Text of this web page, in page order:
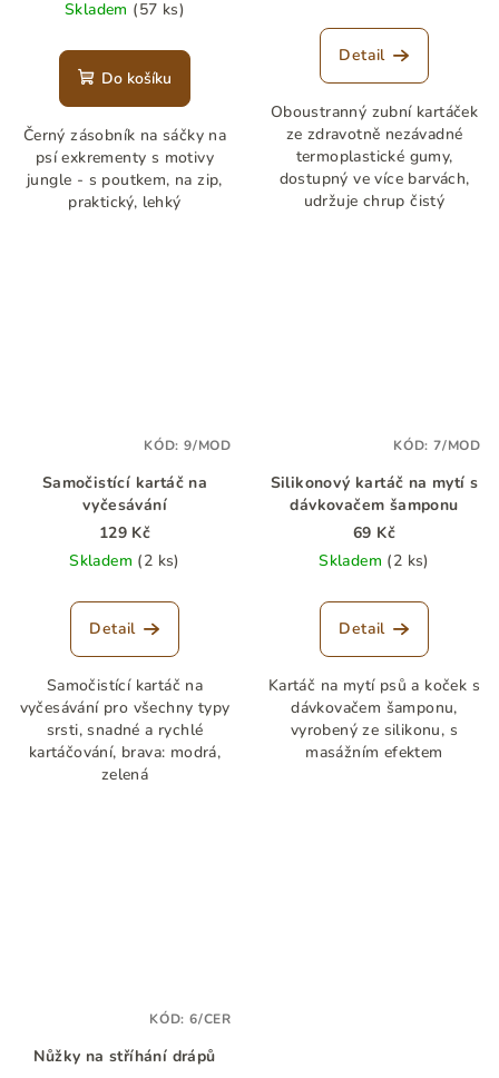
Skladem (57 ks)
Do košíku
Černý zásobník na sáčky na
psí exkrementy s motivy
jungle - s poutkem, na zip,
praktický, lehký
Detail
Oboustranný zubní kartáček
ze zdravotně nezávadné
termoplastické gumy,
dostupný ve více barvách,
udržuje chrup čistý
Samočistící kartáč na
vyčesávání
129 Kč
Skladem (2 ks)
Detail
Samočistící kartáč na
vyčesávání pro všechny typy
srsti, snadné a rychlé
kartáčování, brava: modrá,
zelená
KÓD: 9/MOD
Silikonový kartáč na mytí s
dávkovačem šamponu
69 Kč
Skladem (2 ks)
Detail
Kartáč na mytí psů a koček s
dávkovačem šamponu,
vyrobený ze silikonu, s
masážním efektem
KÓD: 7/MOD
Nůžky na stříhání drápů
KÓD: 6/CER